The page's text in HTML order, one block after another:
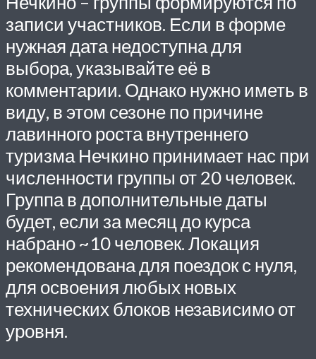
записи участников. Если в форме
нужная дата недоступна для
выбора, указывайте её в
комментарии. Однако нужно иметь в
виду, в этом сезоне по причине
лавинного роста внутреннего
туризма Нечкино принимает нас при
численности группы от 20 человек.
Группа в дополнительные даты
будет, если за месяц до курса
набрано ~10 человек. Локация
рекомендована для поездок с нуля,
для освоения любых новых
технических блоков независимо от
уровня.